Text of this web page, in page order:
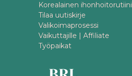
Korealainen ihonhoitorutiini
Tilaa uutiskirje
Valikoimaprosessi
Vaikuttajille | Affiliate
Työpaikat